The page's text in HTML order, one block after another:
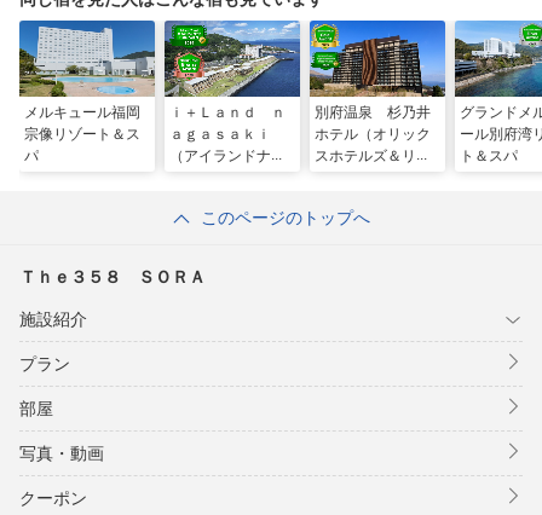
メルキュール福岡
宗像リゾート＆ス
パ
ｉ＋Ｌａｎｄ ｎ
ａｇａｓａｋｉ
（アイランドナガ
別府温泉 杉乃井
ホテル（オリック
スホテルズ＆リゾ
グランドメ
ール別府湾
ト＆スパ
このページのトップへ
Ｔｈｅ３５８ ＳＯＲＡ
施設紹介
プラン
部屋
写真・動画
クーポン